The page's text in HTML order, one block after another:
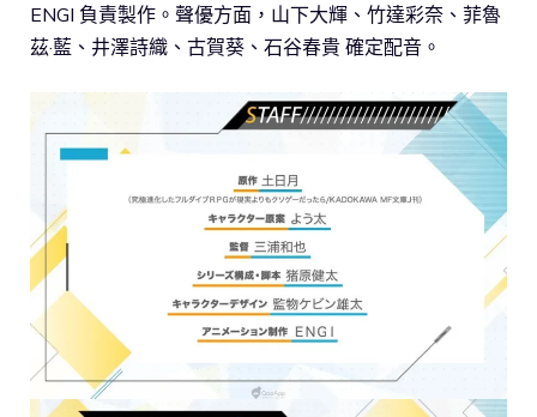
ENGI 負責製作。聲優方面，山下大輝、竹達彩奈、菲魯
茲·藍、井澤詩織、古賀葵、石谷春貴 確定配音。